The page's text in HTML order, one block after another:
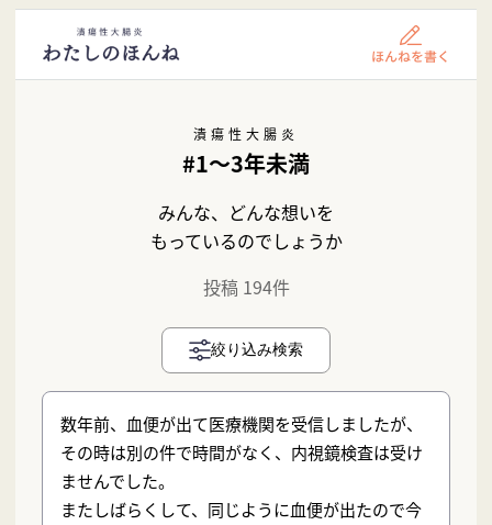
潰瘍性大腸炎
#1〜3年未満
みんな、どんな想いを
もっているのでしょうか
投稿 194件
絞り込み検索
数年前、血便が出て医療機関を受信しましたが、
その時は別の件で時間がなく、内視鏡検査は受け
ませんでした。
またしばらくして、同じように血便が出たので今